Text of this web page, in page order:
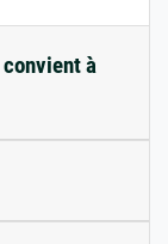
à